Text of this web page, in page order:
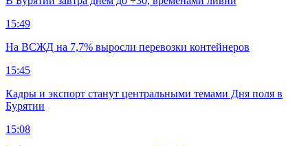
15:49
На ВСЖД на 7,7% выросли перевозки контейнеров
15:45
Кадры и экспорт станут центральными темами Дня поля в
Бурятии
15:08